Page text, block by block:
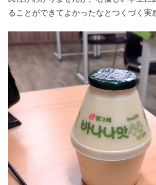
ることができてよかったなとつくづく実